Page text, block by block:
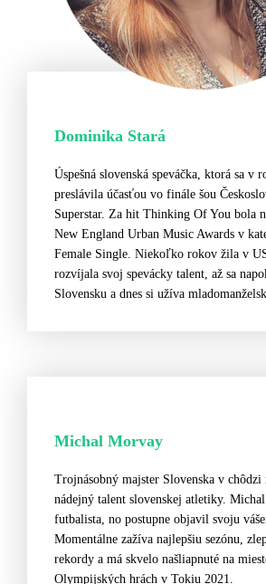
Dominika Stará
Úspešná slovenská speváčka, ktorá sa v
preslávila účasťou vo finále šou
Superstar. Za hit Thinking Of You bola
New England Urban Music Awards v
Female Single. Niekoľko rokov žila v
rozvíjala svoj spevácky talent, až sa
Slovensku a dnes si užíva
Michal Morvay
Trojnásobný majster Slovenska v chôdzi
nádejný talent slovenskej atletiky.
futbalista, no postupne objavil svoju
Momentálne zažíva najlepšiu sezónu,
rekordy a má skvelo našliapnuté na
Olympijských hrách v Tokiu 2021.